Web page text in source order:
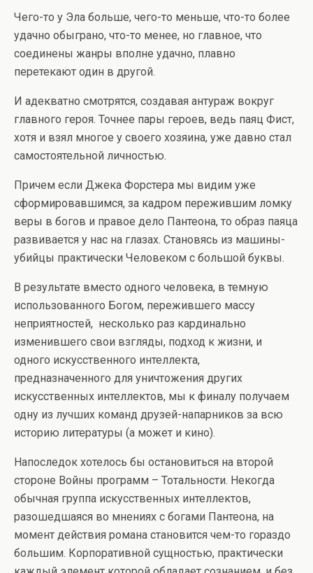
Чего-то у Эла больше, чего-то меньше, что-то более
удачно обыграно, что-то менее, но главное, что
соединены жанры вполне удачно, плавно
перетекают один в другой.
И адекватно смотрятся, создавая антураж вокруг
главного героя. Точнее пары героев, ведь паяц Фист,
хотя и взял многое у своего хозяина, уже давно стал
самостоятельной личностью.
Причем если Джека Форстера мы видим уже
сформировавшимся, за кадром пережившим ломку
веры в богов и правое дело Пантеона, то образ паяца
развивается у нас на глазах. Становясь из машины-
убийцы практически Человеком с большой буквы.
В результате вместо одного человека, в темную
использованного Богом, пережившего массу
неприятностей, несколько раз кардинально
изменившего свои взгляды, подход к жизни, и
одного искусственного интеллекта,
предназначенного для уничтожения других
искусственных интеллектов, мы к финалу получаем
одну из лучших команд друзей-напарников за всю
историю литературы (а может и кино).
Напоследок хотелось бы остановиться на второй
стороне Войны программ – Тотальности. Некогда
обычная группа искусственных интеллектов,
разошедшаяся во мнениях с богами Пантеона, на
момент действия романа становится чем-то гораздо
большим. Корпоративной сущностью, практически